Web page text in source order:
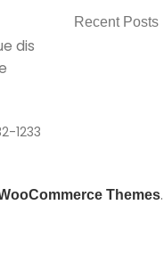
dis
1233
Recent Posts
Themes.